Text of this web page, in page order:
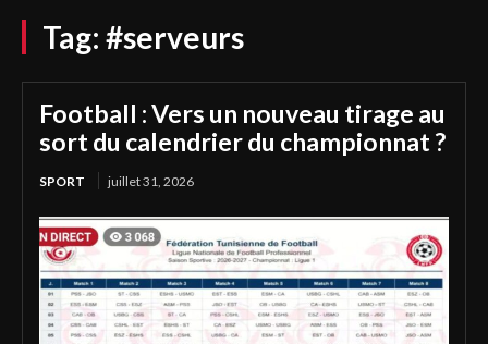
Tag: #serveurs
Football : Vers un nouveau tirage au
sort du calendrier du championnat ?
SPORT juillet 31, 2026